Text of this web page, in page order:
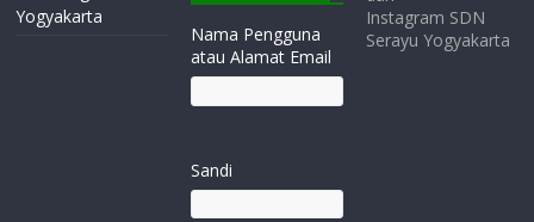
Yogyakarta
Nama Pengguna
atau Alamat Email
Sandi
Instagram SDN
Serayu Yogyakarta